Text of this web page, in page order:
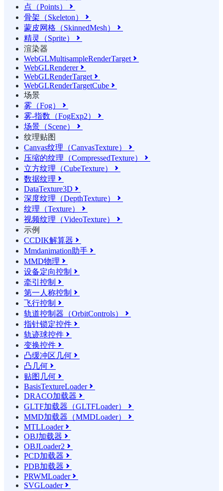
点（Points） 
骨架（Skeleton） 
蒙皮网格（SkinnedMesh） 
精灵（Sprite） 
渲染器
WebGLMultisampleRenderTarget 
WebGLRenderer
WebGLRenderTarget 
WebGLRenderTargetCube 
场景
雾（Fog）

雾-指数（FogExp2） 
场景（Scene） 
纹理贴图
Canvas纹理（CanvasTexture）

压缩的纹理（CompressedTexture） 
立方纹理（CubeTexture） 
数据纹理 
DataTexture3D 
深度纹理（DepthTexture） 
纹理（Texture） 
视频纹理（VideoTexture） 
示例
CCDIK解算器 
Mmdanimation助手 
MMD物理 
设备定向控制 
牵引控制 
第一人称控制 
飞行控制 
轨道控制器（OrbitControls） 
指针锁定控件 
轨迹球控件 
变换控件 
凸缓冲区几何 
凸几何 
贴图几何 
BasisTextureLoader
DRACO加载器 
GLTF加载器（GLTFLoader） 
MMD加载器（MMDLoader） 
MTLLoader
OBJ加载器 
OBJLoader2 
PCD加载器 
PDB加载器 
PRWMLoader
SVGLoader